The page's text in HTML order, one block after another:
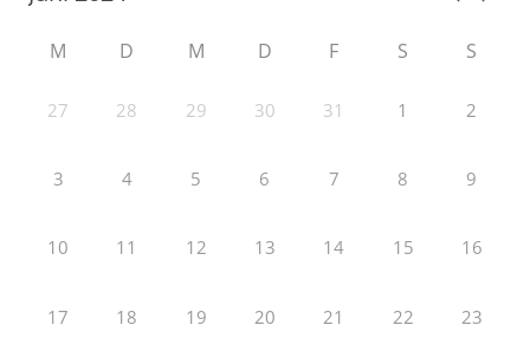
M D M D F S S
27 28 29 30 31 1 2
3 4 5 6 7 8 9
10 11 12 13 14 15 16
17 18 19 20 21 22 23